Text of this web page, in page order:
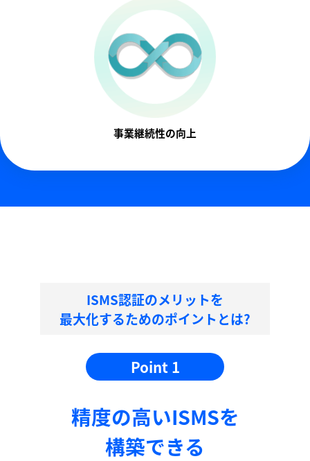
事業継続性の向上
ISMS認証のメリットを
最大化するためのポイントとは?
Point 1
精度の⾼いISMSを
構築できる